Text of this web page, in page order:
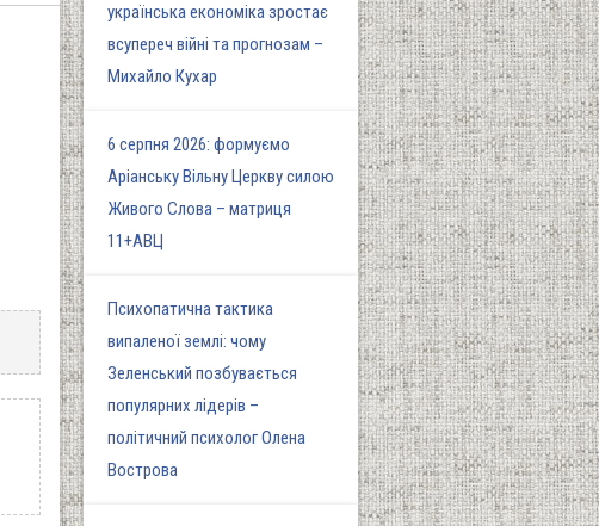
українська економіка зростає
всупереч війні та прогнозам –
Михайло Кухар
6 серпня 2026: формуємо
Аріанську Вільну Церкву силою
Живого Слова – матриця
11+АВЦ
Психопатична тактика
випаленої землі: чому
Зеленський позбувається
популярних лідерів –
політичний психолог Олена
Вострова